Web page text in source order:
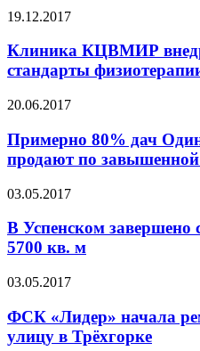
19.12.2017
Клиника КЦВМИР
стандарты
20.06.2017
Примерно 80% дач
продают по завышенной
03.05.2017
В Успенском завершено
5700 кв. м
03.05.2017
ФСК «Лидер» начала
улицу в Трёхгорке